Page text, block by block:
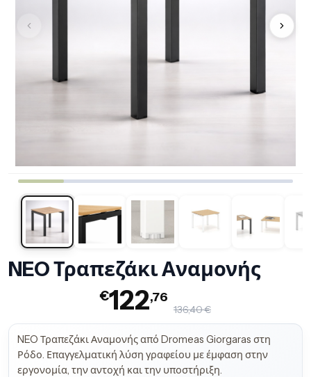
NEO Τραπεζάκι Αναμονής
€122,76
136,40 €
NEO Τραπεζάκι Αναμονής από Dromeas Giorgaras στη
Ρόδο. Επαγγελματική λύση γραφείου με έμφαση στην
εργονομία, την αντοχή και την υποστήριξη.